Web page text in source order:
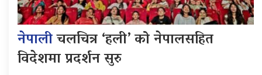
नेपालीचलचित्र ‘हली’ को नेपालसहित
विदेशमा प्रदर्शन सुरु